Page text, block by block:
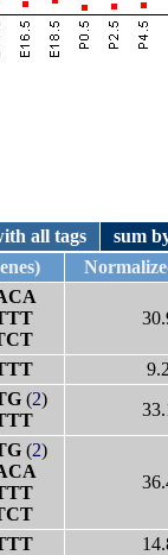
all tags
sum
(2)
(2)